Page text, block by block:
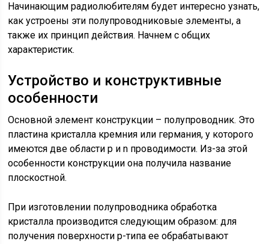
Начинающим радиолюбителям будет интересно узнать,
как устроены эти полупроводниковые элементы, а
также их принцип действия. Начнем с общих
характеристик.
Устройство и конструктивные
особенности
Основной элемент конструкции – полупроводник. Это
пластина кристалла кремния или германия, у которого
имеются две области р и n проводимости. Из-за этой
особенности конструкции она получила название
плоскостной.
При изготовлении полупроводника обработка
кристалла производится следующим образом: для
получения поверхности р-типа ее обрабатывают